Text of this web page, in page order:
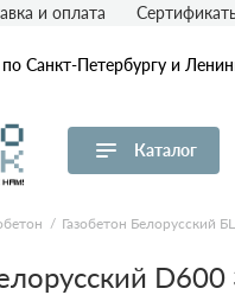
по Санкт-Петербургу и
Каталог
и оплата
Газобетон Белорусский